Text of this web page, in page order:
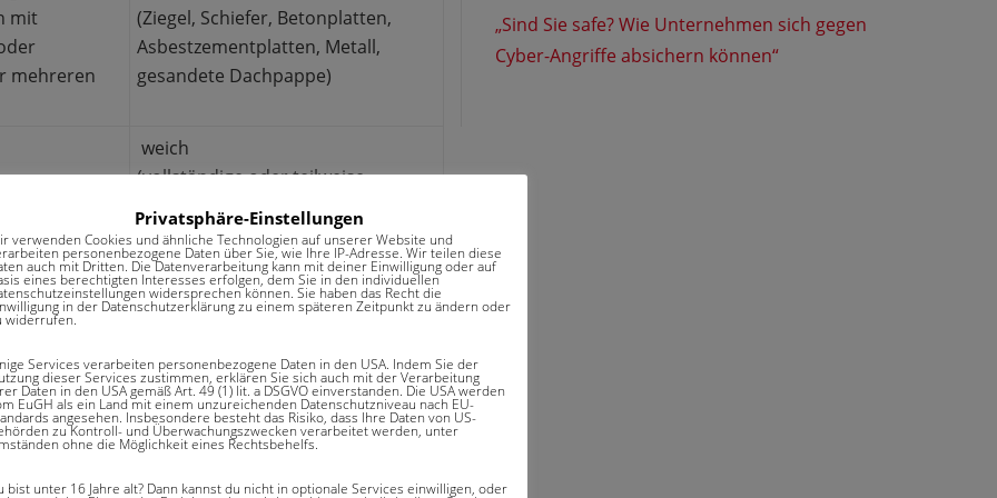
mit
mehreren
(Ziegel, Schiefer, Betonplatten,
Asbestzementplatten, Metall,
gesandete Dachpappe)
weich
(vollständige oder teilweise
Eindeckung mit Holz, Ried, Schilf,
Stroh u.a.)
weich
(vollständige oder teilweise
Stroh u.a.)
Bauweise
„Sind Sie safe? Wie Unternehmen sich gegen
Cyber-Angriffe absichern können“
Privatsphäre-Einstellungen
verwenden Cookies und ähnliche Technologien auf unserer Website und
personenbezogene Daten über Sie, wie Ihre IP-Adresse. Wir teilen diese
auch mit Dritten. Die Datenverarbeitung kann mit deiner Einwilligung oder auf
eines berechtigten Interesses erfolgen, dem Sie in den individuellen
widersprechen können. Sie haben das Recht die
in der Datenschutzerklärung zu einem späteren Zeitpunkt zu ändern oder
widerrufen.
Services verarbeiten personenbezogene Daten in den USA. Indem Sie der
dieser Services zustimmen, erklären Sie sich auch mit der Verarbeitung
Daten in den USA gemäß Art. 49 (1) lit. a DSGVO einverstanden. Die USA werden
EuGH als ein Land mit einem unzureichenden Datenschutzniveau nach EU-
angesehen. Insbesondere besteht das Risiko, dass Ihre Daten von US-
zu Kontroll- und Überwachungszwecken verarbeitet werden, unter
ohne die Möglichkeit eines Rechtsbehelfs.
bist unter 16 Jahre alt? Dann kannst du nicht in optionale Services einwilligen, oder